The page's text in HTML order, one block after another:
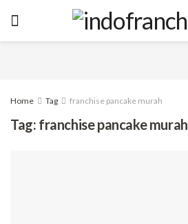
Home Tag franchise pancake murah
Tag: franchise pancake murah